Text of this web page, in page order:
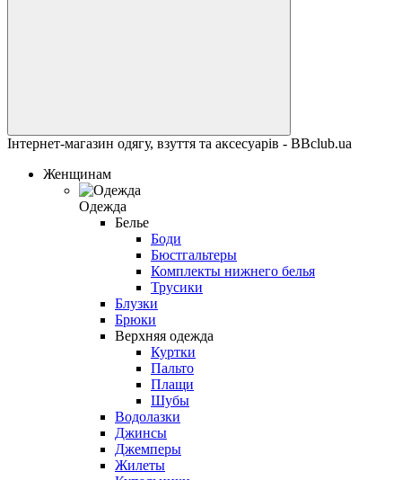
Інтернет-магазин одягу, взуття та аксесуарів - BBclub.ua
Женщинам
Одежда
Белье
Боди
Бюстгальтеры
Комплекты нижнего белья
Трусики
Блузки
Брюки
Верхняя одежда
Куртки
Пальто
Плащи
Шубы
Водолазки
Джинсы
Джемперы
Жилеты